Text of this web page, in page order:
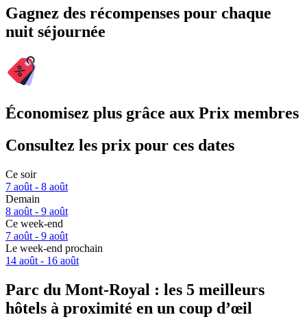
Gagnez des récompenses pour chaque
nuit séjournée
Économisez plus grâce aux Prix membres
Consultez les prix pour ces dates
Ce soir
7 août - 8 août
Demain
8 août - 9 août
Ce week-end
7 août - 9 août
Le week-end prochain
14 août - 16 août
Parc du Mont-Royal : les 5 meilleurs
hôtels à proximité en un coup d’œil